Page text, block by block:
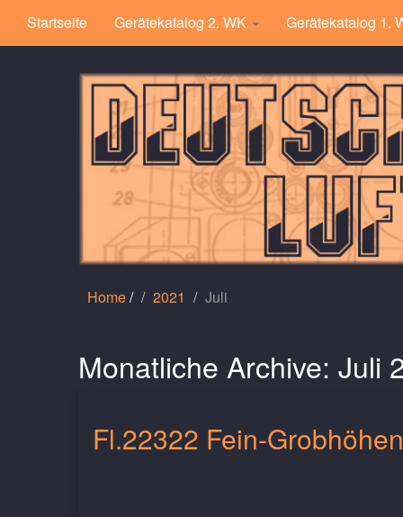
Startseite Gerätekatalog 2. WK Gerätekatalog 1.
Home/ 2021 Juli
Monatliche Archive: Juli
Fl.22322 Fein-